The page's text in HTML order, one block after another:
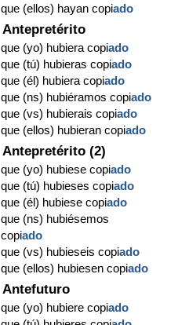
que (ellos) hayan copiado
Antepretérito
que (yo) hubiera copiado
que (tú) hubieras copiado
que (él) hubiera copiado
que (ns) hubiéramos copiado
que (vs) hubierais copiado
que (ellos) hubieran copiado
Antepretérito (2)
que (yo) hubiese copiado
que (tú) hubieses copiado
que (él) hubiese copiado
que (ns) hubiésemos
copiado
que (vs) hubieseis copiado
que (ellos) hubiesen copiado
Antefuturo
que (yo) hubiere copiado